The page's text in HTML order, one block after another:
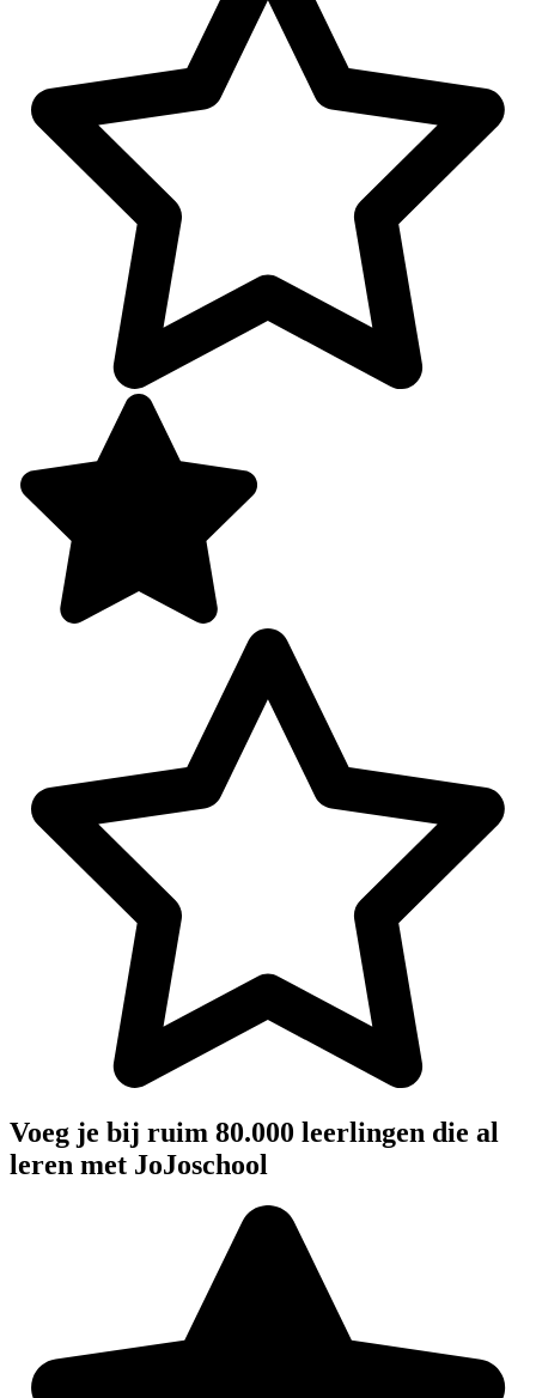
Voeg je bij ruim 80.000 leerlingen die al
leren met JoJoschool